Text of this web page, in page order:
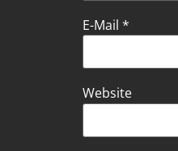
E-Mail *
Website